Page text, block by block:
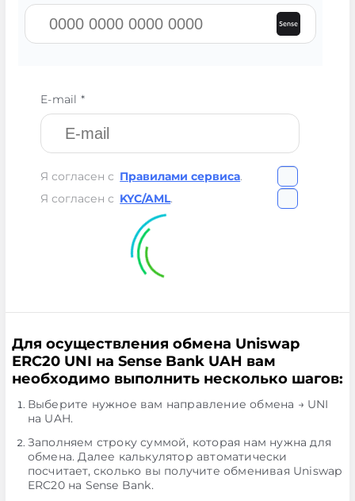
E-mail *
Я согласен с Правилами сервиса.
Я согласен с KYC/AML.
Для осуществления обмена Uniswap
ERC20 UNI на Sense Bank UAH вам
необходимо выполнить несколько шагов:
Выберите нужное вам направление обмена → UNI
на UAH.
Заполняем строку суммой, которая нам нужна для
обмена. Далее калькулятор автоматически
посчитает, сколько вы получите обменивая Uniswap
ERC20 на Sense Bank.